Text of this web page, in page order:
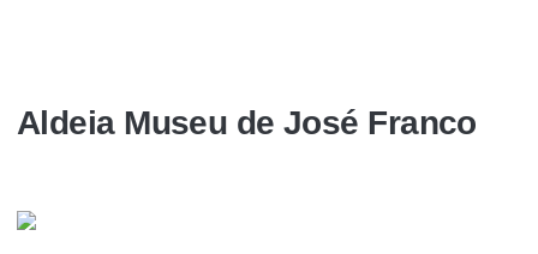
Aldeia Museu de José Franco